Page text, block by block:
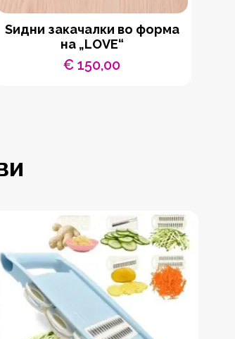
Ѕидни закачалки во форма
на „LOVE“
€ 150,00